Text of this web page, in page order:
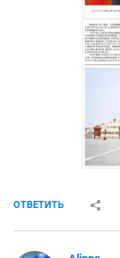
ОТВЕТИТЬ